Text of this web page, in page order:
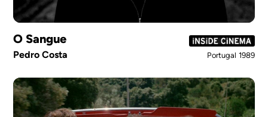
O Sangue
Pedro Costa Portugal 1989